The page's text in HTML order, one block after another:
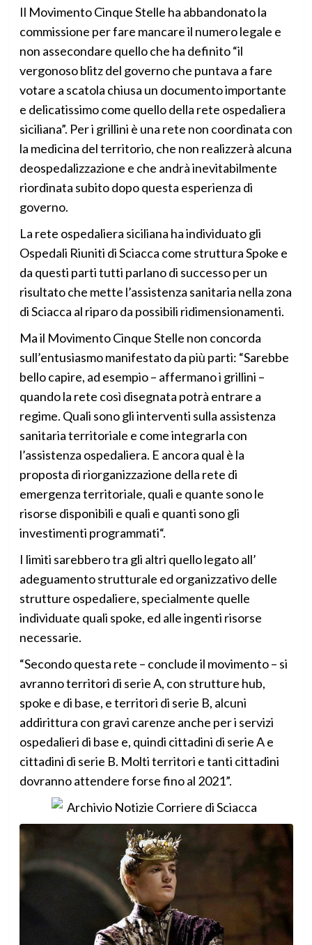
Il Movimento Cinque Stelle ha abbandonato la
commissione per fare mancare il numero legale e
non assecondare quello che ha definito “il
vergonoso blitz del governo che puntava a fare
votare a scatola chiusa un documento importante
e delicatissimo come quello della rete ospedaliera
siciliana”. Per i grillini è una rete non coordinata con
la medicina del territorio, che non realizzerà alcuna
deospedalizzazione e che andrà inevitabilmente
riordinata subito dopo questa esperienza di
governo.
La rete ospedaliera siciliana ha individuato gli
Ospedali Riuniti di Sciacca come struttura Spoke e
da questi parti tutti parlano di successo per un
risultato che mette l’assistenza sanitaria nella zona
di Sciacca al riparo da possibili ridimensionamenti.
Ma il Movimento Cinque Stelle non concorda
sull’entusiasmo manifestato da più parti: “Sarebbe
bello capire, ad esempio – affermano i grillini –
quando la rete così disegnata potrà entrare a
regime. Quali sono gli interventi sulla assistenza
sanitaria territoriale e come integrarla con
l’assistenza ospedaliera. E ancora qual è la
proposta di riorganizzazione della rete di
emergenza territoriale, quali e quante sono le
risorse disponibili e quali e quanti sono gli
investimenti programmati“.
I limiti sarebbero tra gli altri quello legato all’
adeguamento strutturale ed organizzativo delle
strutture ospedaliere, specialmente quelle
individuate quali spoke, ed alle ingenti risorse
necessarie.
“Secondo questa rete – conclude il movimento – si
avranno territori di serie A, con strutture hub,
spoke e di base, e territori di serie B, alcuni
addirittura con gravi carenze anche per i servizi
ospedalieri di base e, quindi cittadini di serie A e
cittadini di serie B. Molti territori e tanti cittadini
dovranno attendere forse fino al 2021”.